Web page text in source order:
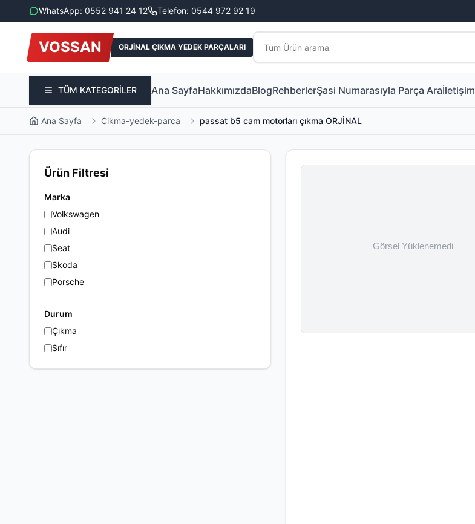
WhatsApp: 0552 941 24 12 Telefon: 0544 972 92 19
VOSSAN ORJİNAL ÇIKMA YEDEK PARÇALARI
TÜM KATEGORİLER Ana SayfaHakkımızdaBlogRehberlerŞasi Numarasıyla Parça Araİletişim
Ana Sayfa Cikma-yedek-parca passat b5 cam motorları çıkma ORJİNAL
Ürün Filtresi
Marka
Volkswagen
Audi
Seat
Skoda
Porsche
Durum
Çıkma
Sıfır